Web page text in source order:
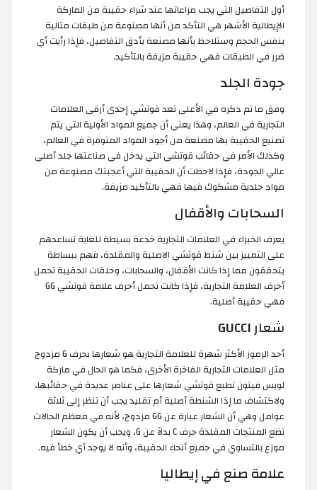
أول التفاصيل التي يجب مراعاتها عند شراء حقيبة من الماركة
الإيطالية الأشهر هي التأكد من أنها مصنوعة من طبقات مثالية
بنفس الحجم وستلاحظ بأنها مصنعة بأدق التفاصيل، فإذا رأيت أي
ضرر في الطبقات فهي حقيبة مزيفة بالتأكيد.
جودة الجلد
وفق ما تم ذكره في الأعلى تعد قوتشي إحدى أرقى العلامات
التجارية في العالم، وهذا يعني أن جميع المواد الأولية التي يتم
تصنيع الحقيبة بها مصنعة من أجود المواد المتوفرة في العالم،
وكذلك الأمر في حقائب قوتشي التي يدخل في صناعتها جلد أصلي
عالي الجودة، فإذا لاحظت أن الحقيبة التي أعجبتك مصنوعة من
مواد جلدية مشكوك فيها فهي بالتأكيد مزيفة.
السحابات والأقفال
يعرف الخبراء في العلامات التجارية خدعة بسيطة للغاية تساعدهم
على التمييز بين شنط قوتشي الاصلية والمقلدة، فهم ببساطة
يتحققون مما إذا كانت الأقفال، والسحابات، وحلقات الحقيبة تحمل
أحرف العلامة التجارية، فإذا كانت تحمل أحرف علامة قوتشي GG
فهي حقيبة أصلية.
شعار GUCCI
أحد الرموز الأكثر شهرة للعلامة التجارية هو شعارها بحرف G مزدوج
مثل العلامات التجارية الفاخرة الأخرى، فكما هو الحال في ماركة
لويس فيتون تطبع قوتشي شعارها على عناصر عديدة في حقائبها،
ولاكتشاف ما إذا الشنطة أصلية أم تقليد يجب أن تنظر إلى ثلاثة
عوامل وهي أن الشعار عبارة عن GG مزدوج، لأنه في معظم الحالات
تضع المنتجات المقلدة حرف C بدلاً عن G، ويجب أن يكون الشعار
موزع بالتساوي في جميع أنحاء الحقيبة، وأنه لا يوجد أي خطأ فيه.
علامة صنع في إيطاليا